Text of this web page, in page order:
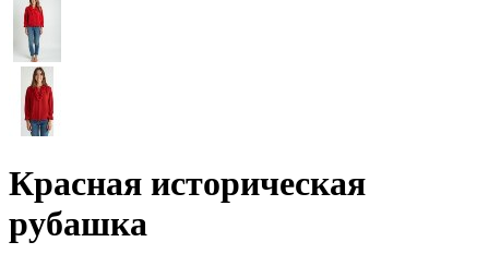
Красная историческая
рубашка